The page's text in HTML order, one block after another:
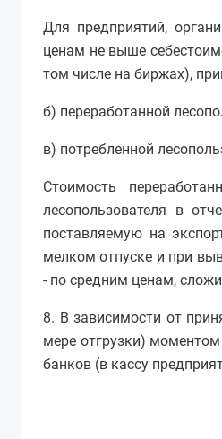
Для предприятий,
ценам не выше
том числе на биржах),
б) переработанной
в) потребленной
Стоимость
лесопользователя в
поставляемую на
мелком отпуске и при
- по средним ценам,
8. В зависимости от
мере отгрузки) моментом
банков (в кассу